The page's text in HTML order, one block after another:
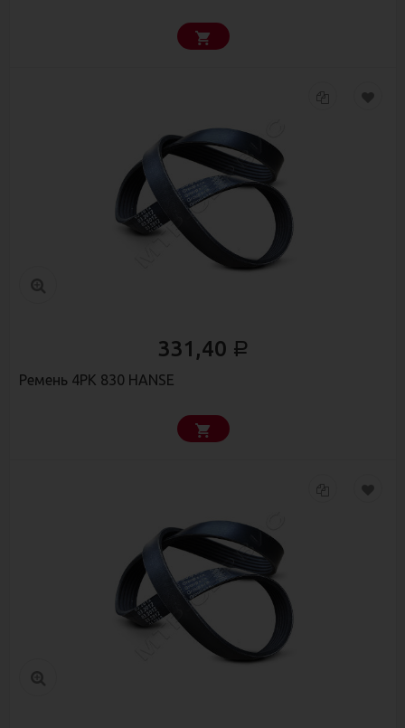
331,40 Р
Ремень 4РК 830 HANSE